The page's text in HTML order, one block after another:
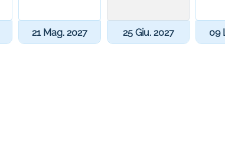
21 Mag. 2027 25 Giu. 2027 09